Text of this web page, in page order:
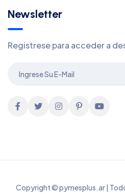
Newsletter
Registrese para acceder a
Copyright © pymesplus.ar |